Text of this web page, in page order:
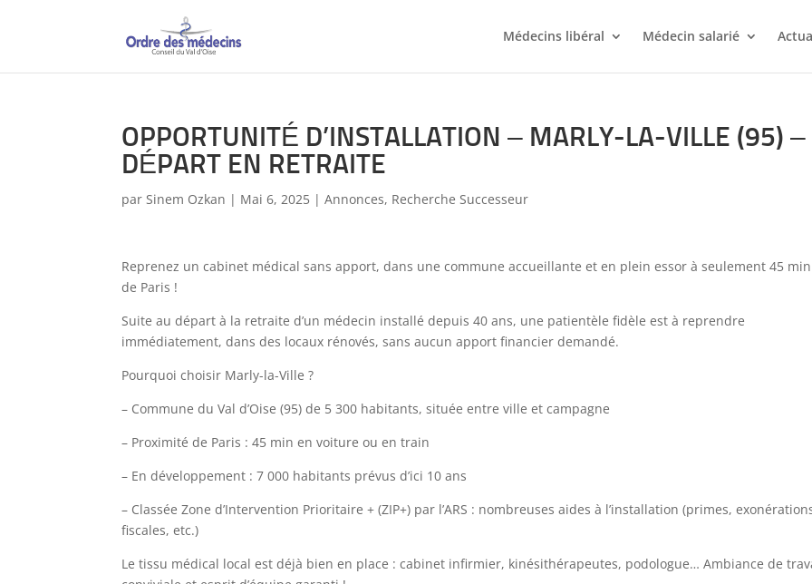
Médecins libéral Médecin salarié
OPPORTUNITÉ D’INSTALLATION – MARLY-LA-VILLE (95) –
DÉPART EN RETRAITE
parSinem Ozkan | Mai 6, 2025 |Annonces, Recherche Successeur
Reprenez un cabinet médical sans apport, dans une commune accueillante et en plein essor à seulement 45
de Paris !
Suite au départ à la retraite d’un médecin installé depuis 40 ans, une patientèle fidèle est à reprendre
immédiatement, dans des locaux rénovés, sans aucun apport financier demandé.
Pourquoi choisir Marly-la-Ville ?
– Commune du Val d’Oise (95) de 5 300 habitants, située entre ville et campagne
– Proximité de Paris : 45 min en voiture ou en train
– En développement : 7 000 habitants prévus d’ici 10 ans
– Classée Zone d’Intervention Prioritaire + (ZIP+) par l’ARS : nombreuses aides à l’installation (primes,
fiscales, etc.)
Le tissu médical local est déjà bien en place : cabinet infirmier, kinésithérapeutes, podologue… Ambiance de